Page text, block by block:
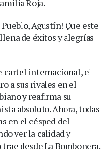
Roja.
Agustín! Que este
de éxitos y alegrías
cartel internacional, el
a sus rivales en el
y reafirma su
absoluto. Ahora, todas
en el césped del
ver la calidad y
desde La Bombonera.